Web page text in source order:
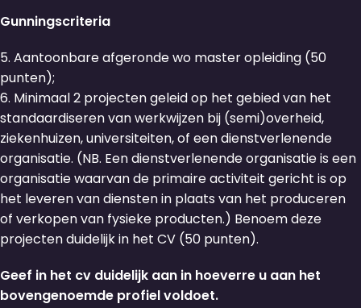
Gunningscriteria
5. Aantoonbare afgeronde wo master opleiding (50
punten);
6. Minimaal 2 projecten geleid op het gebied van het
standaardiseren van werkwijzen bij (semi)overheid,
ziekenhuizen, universiteiten, of een dienstverlenende
organisatie. (NB. Een dienstverlenende organisatie is een
organisatie waarvan de primaire activiteit gericht is op
het leveren van diensten in plaats van het produceren
of verkopen van fysieke producten.) Benoem deze
projecten duidelijk in het CV (50 punten).
Geef in het cv duidelijk aan in hoeverre u aan het
bovengenoemde profiel voldoet.